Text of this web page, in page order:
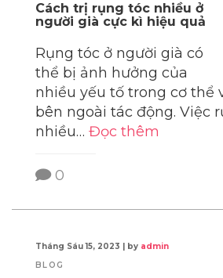
Cách trị rụng tóc nhiều ở
người già cực kì hiệu quả
Rụng tóc ở người già có
thể bị ảnh hưởng của
nhiều yếu tố trong cơ thể
bên ngoài tác động. Việc
nhiều… Đọc thêm
0
Tháng Sáu 15, 2023 by admin
BLOG